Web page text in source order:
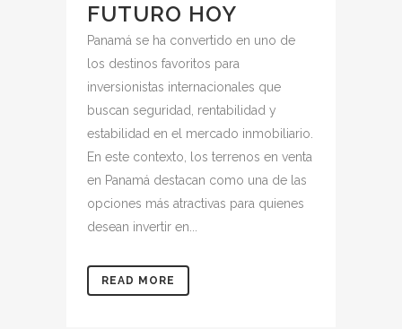
FUTURO HOY
Panamá se ha convertido en uno de
los destinos favoritos para
inversionistas internacionales que
buscan seguridad, rentabilidad y
estabilidad en el mercado inmobiliario.
En este contexto, los terrenos en venta
en Panamá destacan como una de las
opciones más atractivas para quienes
desean invertir en...
READ MORE